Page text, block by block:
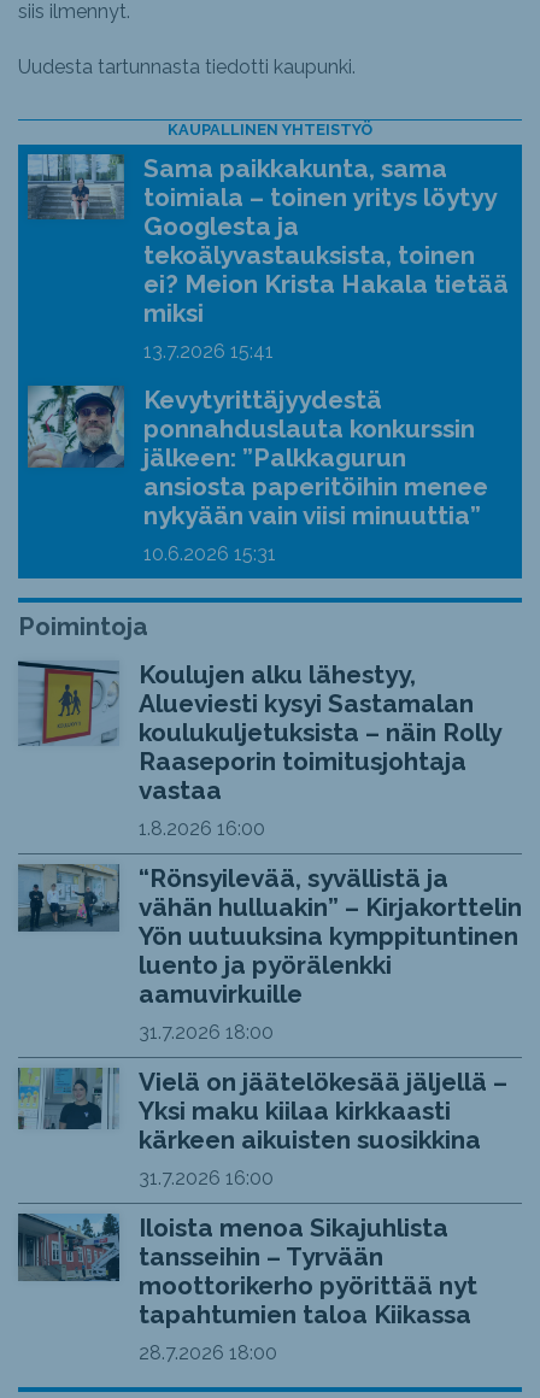
siis ilmennyt.
Uudesta tartunnasta tiedotti kaupunki.
KAUPALLINEN YHTEISTYÖ
Sama paikkakunta, sama
toimiala – toinen yritys löytyy
Googlesta ja
tekoälyvastauksista, toinen
ei? Meion Krista Hakala tietää
miksi
13.7.2026 15:41
Kevytyrittäjyydestä
ponnahduslauta konkurssin
jälkeen: ”Palkkagurun
ansiosta paperitöihin menee
nykyään vain viisi minuuttia”
10.6.2026 15:31
Poimintoja
Koulujen alku lähestyy,
Alueviesti kysyi Sastamalan
koulukuljetuksista – näin Rolly
Raaseporin toimitusjohtaja
vastaa
1.8.2026 16:00
“Rönsyilevää, syvällistä ja
vähän hulluakin” – Kirjakorttelin
Yön uutuuksina kymppituntinen
luento ja pyörälenkki
aamuvirkuille
31.7.2026 18:00
Vielä on jäätelökesää jäljellä –
Yksi maku kiilaa kirkkaasti
kärkeen aikuisten suosikkina
31.7.2026 16:00
Iloista menoa Sikajuhlista
tansseihin – Tyrvään
moottorikerho pyörittää nyt
tapahtumien taloa Kiikassa
28.7.2026 18:00